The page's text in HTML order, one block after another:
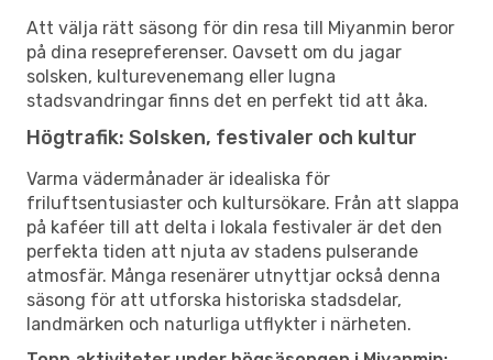
Att välja rätt säsong för din resa till Miyanmin beror
på dina resepreferenser. Oavsett om du jagar
solsken, kulturevenemang eller lugna
stadsvandringar finns det en perfekt tid att åka.
Högtrafik: Solsken, festivaler och kultur
Varma vädermånader är idealiska för
friluftsentusiaster och kultursökare. Från att slappa
på kaféer till att delta i lokala festivaler är det den
perfekta tiden att njuta av stadens pulserande
atmosfär. Många resenärer utnyttjar också denna
säsong för att utforska historiska stadsdelar,
landmärken och naturliga utflykter i närheten.